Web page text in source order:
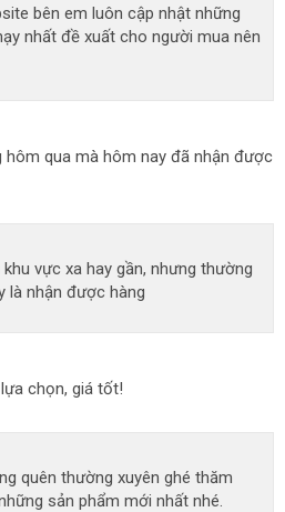
bên em luôn cập nhật những
nhất đề xuất cho người mua nên
hôm qua mà hôm nay đã nhận được
vực xa hay gần, nhưng thường
là nhận được hàng
chọn, giá tốt!
quên thường xuyên ghé thăm
sản phẩm mới nhất nhé.